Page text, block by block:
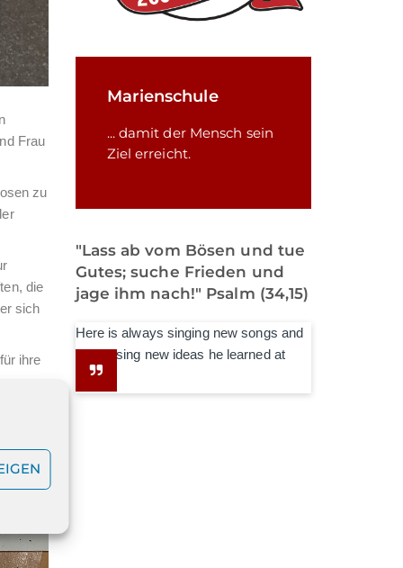
Frau
zu
die
sich
ihre
Marienschule
... damit der Mensch sein
Ziel erreicht.
"Lass ab vom Bösen und tue
Gutes; suche Frieden und
jage ihm nach!" Psalm (34,15)
Here is always singing new songs and
expressing new ideas he learned at
school.